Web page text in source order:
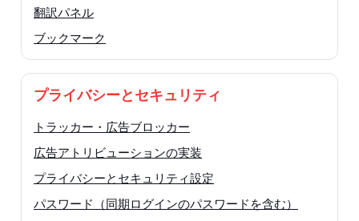
翻訳パネル
ブックマーク
プライバシーとセキュリティ
トラッカー・広告ブロッカー
広告アトリビューションの実装
プライバシーとセキュリティ設定
パスワード（同期ログインのパスワードを含む）